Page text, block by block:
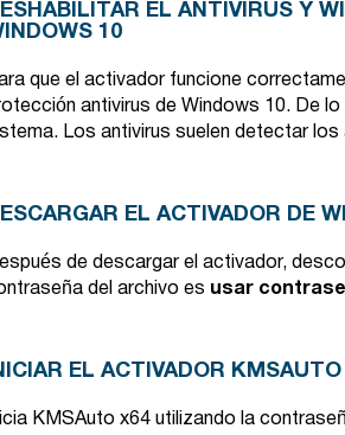
EL ANTIVIRUS Y
10
que el activador funcione
antivirus de Windows 10. De
Los antivirus suelen detectar
EL ACTIVADOR DE
de descargar el activador,
del archivo es usar
EL ACTIVADOR KMSAUTO
KMSAuto x64 utilizando la